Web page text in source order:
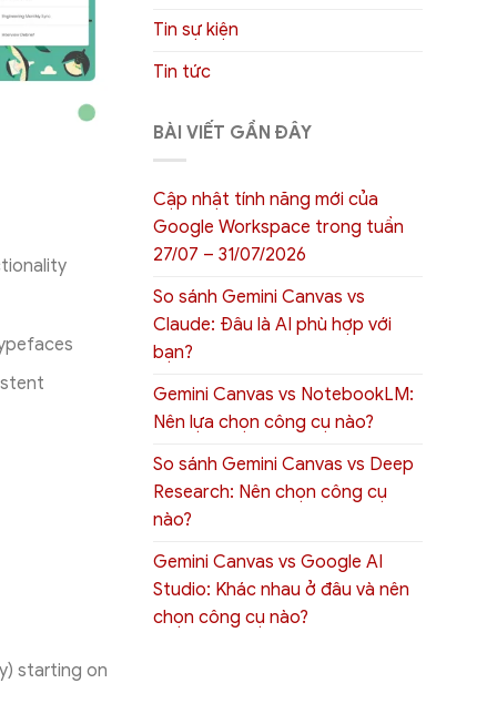
starting on
Tin sự kiện
Tin tức
BÀI VIẾT GẦN ĐÂY
Cập nhật tính năng mới của
Google Workspace trong tuần
27/07 – 31/07/2026
So sánh Gemini Canvas vs
Claude: Đâu là AI phù hợp với
bạn?
Gemini Canvas vs NotebookLM:
Nên lựa chọn công cụ nào?
So sánh Gemini Canvas vs Deep
Research: Nên chọn công cụ
nào?
Gemini Canvas vs Google AI
Studio: Khác nhau ở đâu và nên
chọn công cụ nào?